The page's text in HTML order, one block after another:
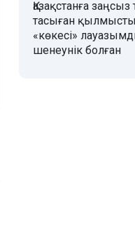
Қазақстанға заңсыз
тасыған
«көкесі»
шенеунік болған